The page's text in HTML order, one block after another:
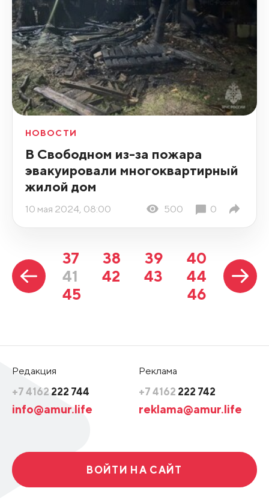
НОВОСТИ
В Свободном из-за пожара
эвакуировали многоквартирный
жилой дом
10 мая 2024, 08:00 500 0
37 38 39
40
41
42 43
44
45
46
Редакция
+7 4162 222 744
info@amur.life
Реклама
+7 4162 222 742
reklama@amur.life
ВОЙТИ НА САЙТ